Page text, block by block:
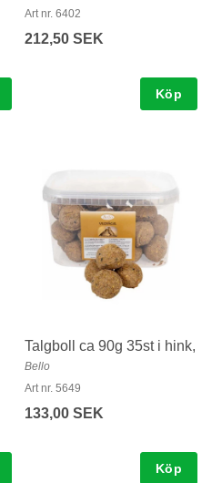
Art nr. 6402
212,50 SEK
Köp
Talgboll ca 90g 35st i hink,
Bello
Art nr. 5649
133,00 SEK
Köp